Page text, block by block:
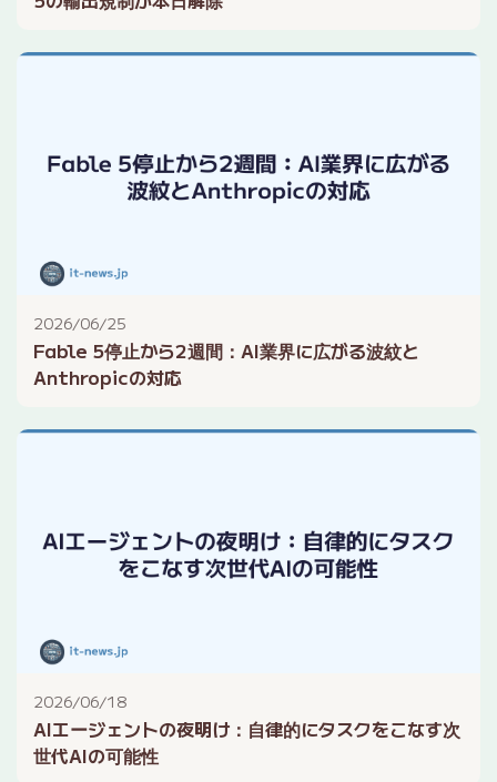
2026/06/25
Fable 5停止から2週間：AI業界に広がる波紋と
Anthropicの対応
2026/06/18
AIエージェントの夜明け：自律的にタスクをこなす次
世代AIの可能性